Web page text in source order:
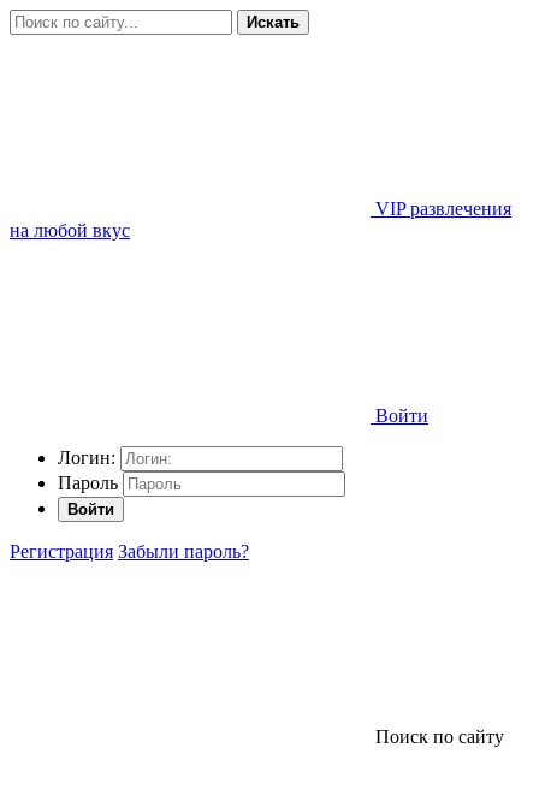
Искать
VIP развлечения
на любой вкус
Войти
Логин:
Пароль
Войти
Регистрация Забыли пароль?
Поиск по сайту